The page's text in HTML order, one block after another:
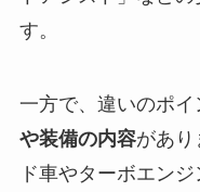
す。
一方で、違いのポイ
や装備の内容があり
ド車やターボエン